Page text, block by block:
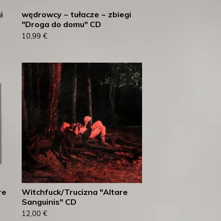
wędrowcy ~ tułacze ~ zbiegi
"Droga do domu" CD
10,99 €
Witchfuck/Trucizna "Altare
Sanguinis" CD
12,00 €